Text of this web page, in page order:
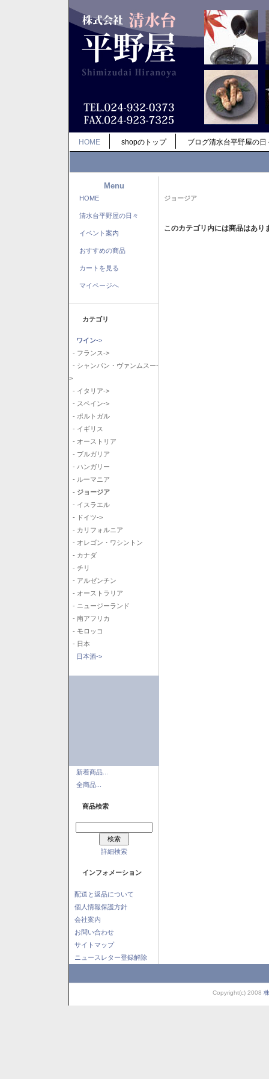
HOME shopのトップ ブログ清水台平野屋の日
Menu
HOME
清水台平野屋の日々
イベント案内
おすすめの商品
カートを見る
マイページへ
カテゴリ
ワイン->
- フランス->
- シャンパン・ヴァンムスー-
>
- イタリア->
- スペイン->
- ポルトガル
- イギリス
- オーストリア
- ブルガリア
- ハンガリー
- ルーマニア
- ジョージア
- イスラエル
- ドイツ->
- カリフォルニア
- オレゴン・ワシントン
- カナダ
- チリ
- アルゼンチン
- オーストラリア
- ニュージーランド
- 南アフリカ
- モロッコ
- 日本
日本酒->
新着商品...
全商品...
商品検索
詳細検索
インフォメーション
配送と返品について
個人情報保護方針
会社案内
お問い合わせ
サイトマップ
ニュースレター登録解除
ジョージア
このカテゴリ内には商品はあり
Copyright(c) 2008